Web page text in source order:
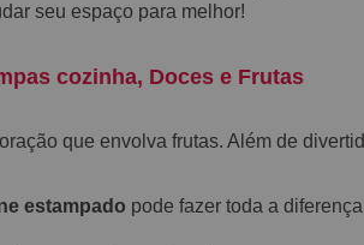
seu espaço para melhor!
cozinha, Doces e Frutas
que envolva frutas. Além de
estampado pode fazer toda a